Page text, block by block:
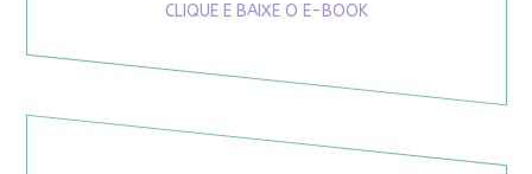
CLIQUE E BAIXE O E-BOOK